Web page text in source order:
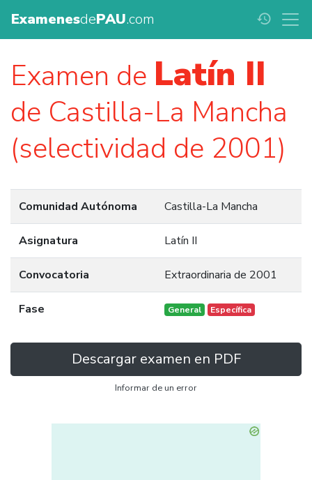
ExamenesdePAU.com history
Examen de Latín II
de Castilla-La Mancha
(selectividad de 2001)
Comunidad Autónoma Castilla-La Mancha
Asignatura Latín II
Convocatoria Extraordinaria de 2001
Fase General Específica
Descargar examen en PDF
Informar de un error